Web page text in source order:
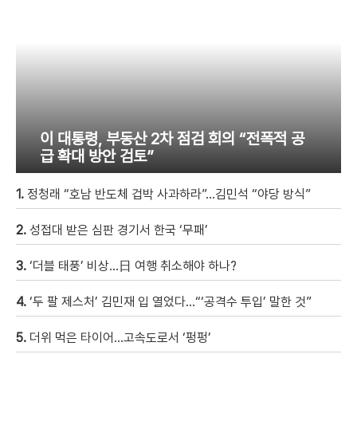
이 대통령, 부동산 2차 점검 회의 “전폭적 공
급 확대 방안 검토”
1. 정청래 “호남 반도체 겁박 사과하라”…김민석 “야당 방식”
2. 성접대 받은 심판 경기서 한국 ‘무패’
3. ‘더블 태풍’ 비상…日 여행 취소해야 하나?
4. ‘두 팔 제스처’ 김민재 입 열었다…“‘공격수 투입’ 말한 것”
5. 더위 먹은 타이어…고속도로서 ‘펑펑’